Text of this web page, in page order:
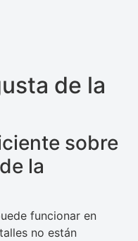
de la
sobre
la
funcionar en
no están